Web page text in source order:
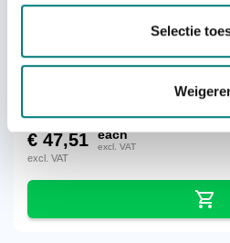
Selectie
Hetronic® GL/Nova
€ 47,51 each
excl. VAT
excl. VAT